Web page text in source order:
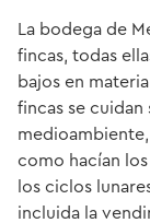
La bodega de
fincas, todas
bajos en
fincas se
como hacían
los ciclos
incluida la